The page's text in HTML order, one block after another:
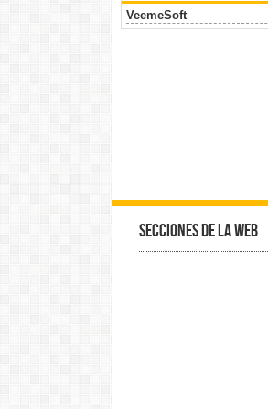
VeemeSoft
Secciones de la web